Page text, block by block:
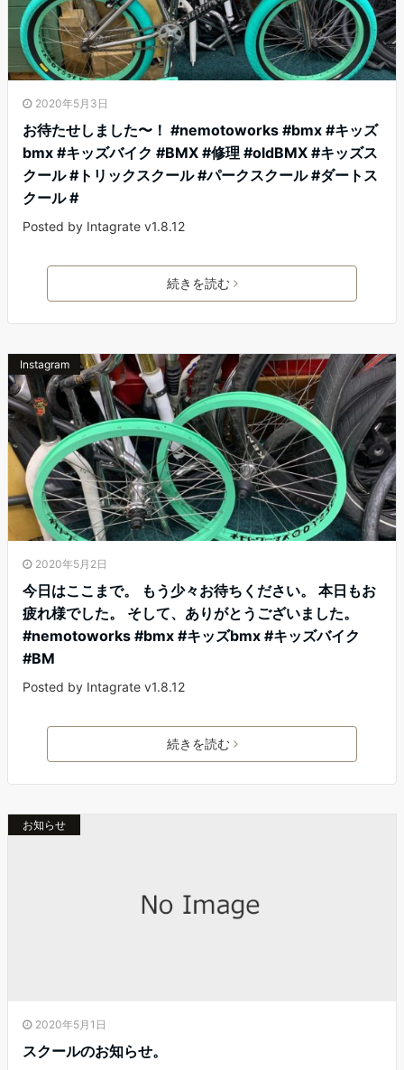
2020年5月3日
お待たせしました〜！ #nemotoworks #bmx #キッズ
bmx #キッズバイク #BMX #修理 #oldBMX #キッズス
クール #トリックスクール #パークスクール #ダートス
クール #
Posted by Intagrate v1.8.12
続きを読む
Instagram
2020年5月2日
今日はここまで。 もう少々お待ちください。 本日もお
疲れ様でした。 そして、ありがとうございました。
#nemotoworks #bmx #キッズbmx #キッズバイク
#BM
Posted by Intagrate v1.8.12
続きを読む
お知らせ
2020年5月1日
スクールのお知らせ。